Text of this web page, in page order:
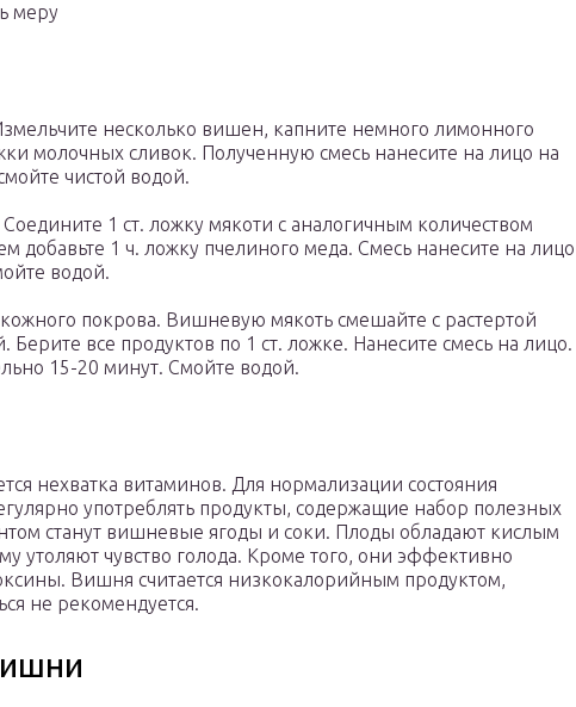
меру
несколько вишен, капните немного лимонного
молочных сливок. Полученную смесь нанесите на лицо на
чистой водой.
1 ст. ложку мякоти с аналогичным количеством
добавьте 1 ч. ложку пчелиного меда. Смесь нанесите на лицо
водой.
покрова. Вишневую мякоть смешайте с растертой
Берите все продуктов по 1 ст. ложке. Нанесите смесь на лицо.
15-20 минут. Смойте водой.
нехватка витаминов. Для нормализации состояния
употреблять продукты, содержащие набор полезных
станут вишневые ягоды и соки. Плоды обладают кислым
утоляют чувство голода. Кроме того, они эффективно
Вишня считается низкокалорийным продуктом,
не рекомендуется.